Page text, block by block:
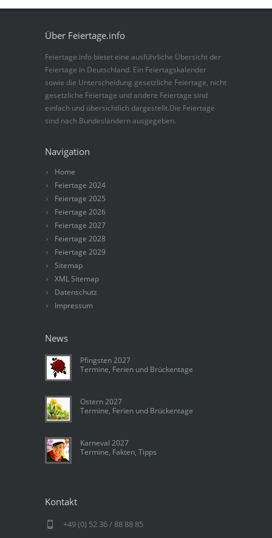
Über Feiertage.info
Feiertage.info bietet eine ausführliche Übersicht der
Feiertage in Deutschland. Ein Feiertagskalender
sowie die Unterscheidung gesetzliche Feiertage, nicht
gesetzliche Feiertage und andere Feiertage sind
einfach und übersichtlich dargestellt.Die Feiertage
sind nach Bundesländern ausgegeben.
Navigation
Home
Feiertage 2024
Feiertage 2025
Feiertage 2026
Feiertage 2027
Feiertage 2028
Feiertage 2029
Sitemap
XML Sitemap
Datenschutz
Impressum
News
Pfingsten 2027
Termine, Ferien und Brückentage
Ostern 2027
Termine, Ferien und Brückentage
Karneval 2027
Termine, Fakten, Tipps
Kontakt
+49 (0) 52 36 / 88 88 85